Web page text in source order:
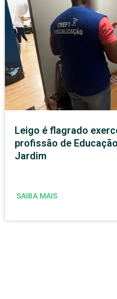
Leigo é flagrado
profissão de
Jardim
SAIBA MAIS